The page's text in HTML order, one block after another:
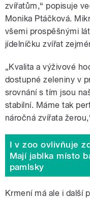
zvířatům,“ popisuje
Monika Ptáčková.
všemi prospěšnými
jídelníčku zvířat
„Kvalita a výživové
dostupné zeleniny v
srovnání s tím jsou
stabilní. Máme tak
náročná zvířata
I v zoo ovlivňuje
Mají jablka místo
pamlsky
Krmení má ale i další